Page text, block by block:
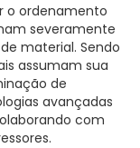
o ordenamento
severamente
material. Sendo
assumam sua
de
avançadas
com